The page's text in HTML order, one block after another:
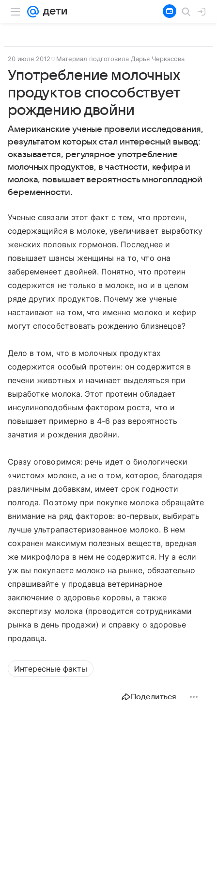
20 июля 2012 Материал подготовила Дарья Черкасова
Употребление молочных
продуктов способствует
рождению двойни
Американские ученые провели исследования,
результатом которых стал интересный вывод:
оказывается, регулярное употребление
молочных продуктов, в частности, кефира и
молока, повышает вероятность многоплодной
беременности.
Ученые связали этот факт с тем, что протеин,
содержащийся в молоке, увеличивает выработку
женских половых гормонов. Последнее и
повышает шансы женщины на то, что она
забеременеет двойней. Понятно, что протеин
содержится не только в молоке, но и в целом
ряде других продуктов. Почему же ученые
настаивают на том, что именно молоко и кефир
могут способствовать рождению близнецов?
Дело в том, что в молочных продуктах
содержится особый протеин: он содержится в
печени животных и начинает выделяться при
выработке молока. Этот протеин обладает
инсулиноподобным фактором роста, что и
повышает примерно в 4-6 раз вероятность
зачатия и рождения двойни.
Сразу оговоримся: речь идет о биологически
«чистом» молоке, а не о том, которое, благодаря
различным добавкам, имеет срок годности
полгода. Поэтому при покупке молока обращайте
внимание на ряд факторов: во-первых, выбирать
лучше ультрапастеризованное молоко. В нем
сохранен максимум полезных веществ, вредная
же микрофлора в нем не содержится. Ну а если
уж вы покупаете молоко на рынке, обязательно
спрашивайте у продавца ветеринарное
заключение о здоровье коровы, а также
экспертизу молока (проводится сотрудниками
рынка в день продажи) и справку о здоровье
продавца.
Интересные факты
Поделиться